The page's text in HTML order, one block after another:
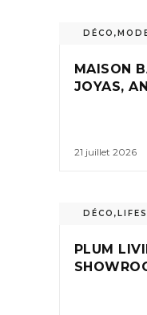
DÉCO ,
MAISON
JOYAS,
21 juillet 2026
DÉCO ,
PLUM